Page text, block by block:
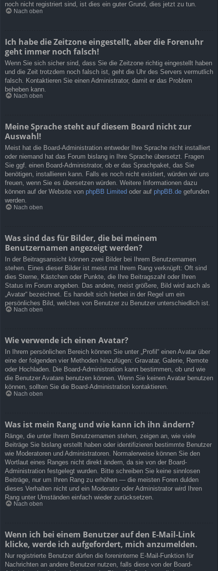
noch nicht registriert sind, ist dies ein guter Grund, dies jetzt zu tun.
Nach oben
Ich habe die Zeitzone eingestellt, aber die Forenuhr
geht immer noch falsch!
Wenn Sie sich sicher sind, dass Sie die Zeitzone richtig eingestellt haben
und die Zeit trotzdem noch falsch ist, geht die Uhr des Servers vermutlich
falsch. Kontaktieren Sie einen Administrator, damit er das Problem
beheben kann.
Nach oben
Meine Sprache steht auf diesem Board nicht zur
Auswahl!
Meist hat die Board-Administration entweder Ihre Sprache nicht installiert
oder niemand hat das Forum bislang in Ihre Sprache übersetzt. Fragen
Sie ggf. einen Board-Administrator, ob er das Sprachpaket, das Sie
benötigen, installieren kann. Falls es noch nicht existiert, würden wir uns
freuen, wenn Sie es übersetzen würden. Weitere Informationen dazu
können auf der Website von phpBB Limited oder auf phpBB.de gefunden
werden.
Nach oben
Was sind das für Bilder, die bei meinem
Benutzernamen angezeigt werden?
In der Beitragsansicht können zwei Bilder bei Ihrem Benutzernamen
stehen. Eines dieser Bilder ist meist mit Ihrem Rang verknüpft: Oft sind
dies Sterne, Kästchen oder Punkte, die Ihre Beitragszahl oder Ihren
Status im Forum angeben. Das andere, meist größere, Bild wird auch als
„Avatar“ bezeichnet. Es handelt sich hierbei in der Regel um ein
persönliches Bild, welches von Benutzer zu Benutzer unterschiedlich ist.
Nach oben
Wie verwende ich einen Avatar?
In Ihrem persönlichen Bereich können Sie unter „Profil“ einen Avatar über
eine der folgenden vier Methoden hinzufügen: Gravatar, Galerie, Remote
oder Hochladen. Die Board-Administration kann bestimmen, ob und wie
die Benutzer Avatare benutzen können. Wenn Sie keinen Avatar benutzen
können, sollten Sie die Board-Administration kontaktieren.
Nach oben
Was ist mein Rang und wie kann ich ihn ändern?
Ränge, die unter Ihrem Benutzernamen stehen, zeigen an, wie viele
Beiträge Sie bislang erstellt haben oder identifizieren bestimmte Benutzer
wie Moderatoren und Administratoren. Normalerweise können Sie den
Wortlaut eines Ranges nicht direkt ändern, da sie von der Board-
Administration festgelegt wurden. Bitte schreiben Sie keine sinnlosen
Beiträge, nur um Ihren Rang zu erhöhen — die meisten Foren dulden
dieses Verhalten nicht und ein Moderator oder Administrator wird Ihren
Rang unter Umständen einfach wieder zurücksetzen.
Nach oben
Wenn ich bei einem Benutzer auf den E-Mail-Link
klicke, werde ich aufgefordert, mich anzumelden.
Nur registrierte Benutzer dürfen die foreninterne E-Mail-Funktion für
Nachrichten an andere Benutzer nutzen, falls diese von der Board-